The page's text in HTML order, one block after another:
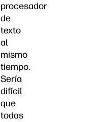
procesador
de
texto
al
mismo
tiempo.
Sería
difícil
que
todas